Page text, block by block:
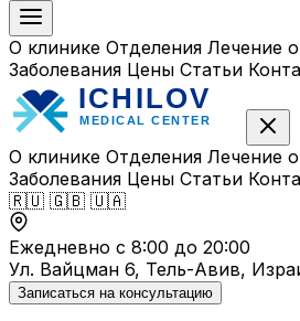
О клинике Отделения Лечение
Заболевания Цены Статьи
О клинике Отделения Лечение
Заболевания Цены Статьи
🇷🇺 🇬🇧 🇺🇦
Ежедневно с 8:00 до 20:00
Ул. Вайцман 6, Тель-Авив,
Записаться на консультацию